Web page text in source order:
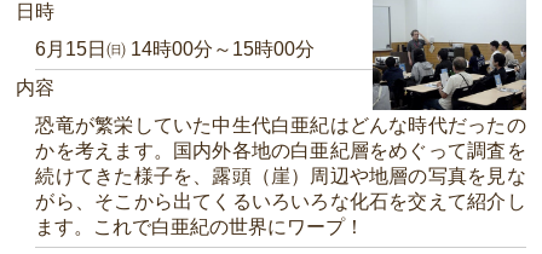
日時
6月15日㈰ 14時00分～15時00分
内容
恐竜が繁栄していた中生代白亜紀はどんな時代だったの
かを考えます。国内外各地の白亜紀層をめぐって調査を
続けてきた様子を、露頭（崖）周辺や地層の写真を見な
がら、そこから出てくるいろいろな化石を交えて紹介し
ます。これで白亜紀の世界にワープ！